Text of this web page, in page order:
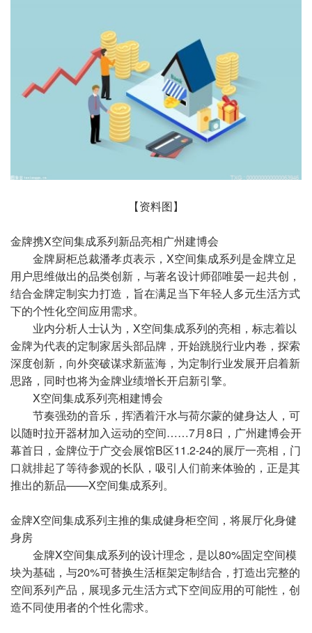
【资料图】
金牌携X空间集成系列新品亮相广州建博会
金牌厨柜总裁潘孝贞表示，X空间集成系列是金牌立足
用户思维做出的品类创新，与著名设计师邵唯晏一起共创，
结合金牌定制实力打造，旨在满足当下年轻人多元生活方式
下的个性化空间应用需求。
业内分析人士认为，X空间集成系列的亮相，标志着以
金牌为代表的定制家居头部品牌，开始跳脱行业内卷，探索
深度创新，向外突破谋求新蓝海，为定制行业发展开启着新
思路，同时也将为金牌业绩增长开启新引擎。
X空间集成系列亮相建博会
节奏强劲的音乐，挥洒着汗水与荷尔蒙的健身达人，可
以随时拉开器材加入运动的空间……7月8日，广州建博会开
幕首日，金牌位于广交会展馆B区11.2-24的展厅一亮相，门
口就排起了等待参观的长队，吸引人们前来体验的，正是其
推出的新品——X空间集成系列。
金牌X空间集成系列主推的集成健身柜空间，将展厅化身健
身房
金牌X空间集成系列的设计理念，是以80%固定空间模
块为基础，与20%可替换生活框架定制结合，打造出完整的
空间系列产品，展现多元生活方式下空间应用的可能性，创
造不同使用者的个性化需求。